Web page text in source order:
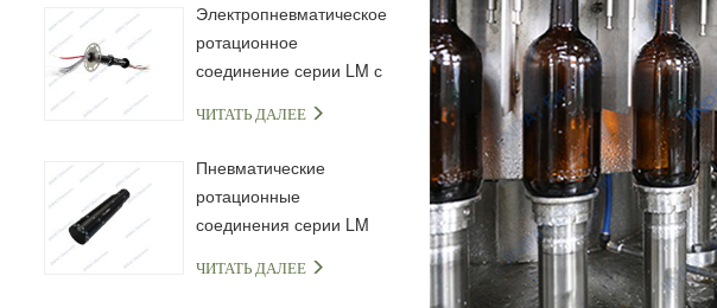
Электропневматическое
ротационное
соединение серии LM с
токосъёмным кольцом
ЧИТАТЬ ДАЛЕЕ
Пневматические
ротационные
соединения серии LM
ЧИТАТЬ ДАЛЕЕ